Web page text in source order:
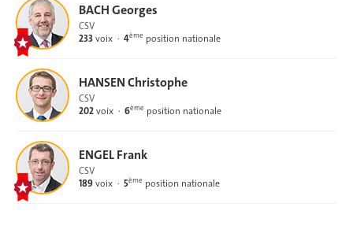
BACH Georges
CSV
233voix 4ème position nationale
HANSEN Christophe
CSV
202voix 6ème position nationale
ENGEL Frank
CSV
189voix 5ème position nationale